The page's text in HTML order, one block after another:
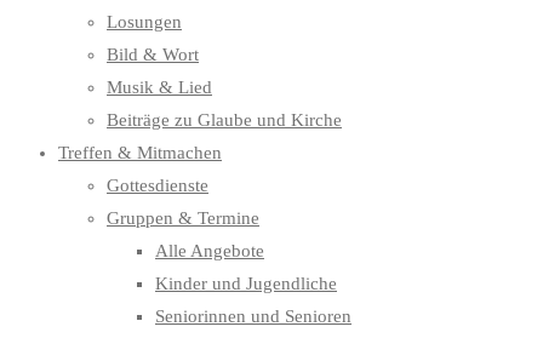
Losungen
Bild & Wort
Musik & Lied
Beiträge zu Glaube und Kirche
Treffen & Mitmachen
Gottesdienste
Gruppen & Termine
Alle Angebote
Kinder und Jugendliche
Seniorinnen und Senioren